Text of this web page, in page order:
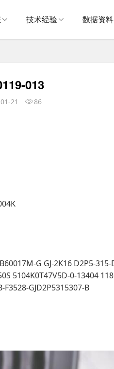
技术经验 数据资料
013
21 86
G GJ-2K16 D2P5-
5104K0T47V5D-0-13404
F3528-GJD2P5315307-B